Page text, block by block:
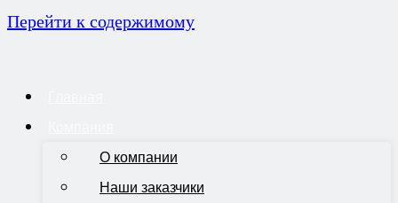
Перейти к содержимому
О компании
Наши заказчики